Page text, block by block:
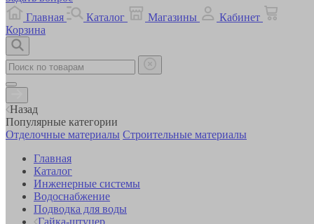
Главная
Каталог Магазины
Кабинет
Корзина
Назад
Популярные категории
Отделочные материалы Строительные материалы
Главная
Каталог
Инженерные системы
Водоснабжение
Подводка для воды
Гайка-штуцер